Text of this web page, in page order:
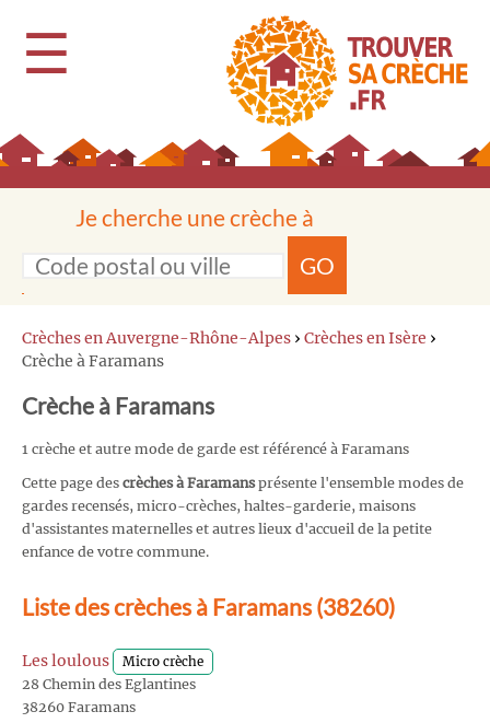
☰
Je cherche une crèche à
GO
Crèches en Auvergne-Rhône-Alpes › Crèches en Isère ›
Crèche à Faramans
Crèche à Faramans
1 crèche et autre mode de garde est référencé à Faramans
Cette page des crèches à Faramansprésente l'ensemble modes de
gardes recensés, micro-crèches, haltes-garderie, maisons
d'assistantes maternelles et autres lieux d'accueil de la petite
enfance de votre commune.
Liste des crèches à Faramans (38260)
Les loulous Micro crèche
28 Chemin des Eglantines
38260 Faramans